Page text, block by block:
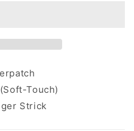
Touch)
Strick